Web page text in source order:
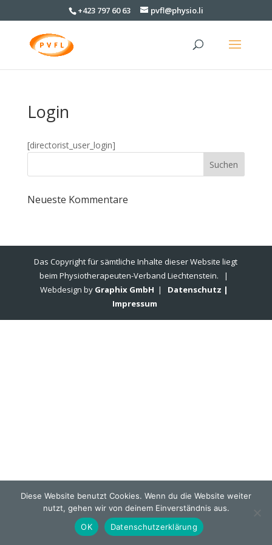
+423 797 60 63 pvfl@physio.li
Login
[directorist_user_login]
Neueste Kommentare
Das Copyright für sämtliche Inhalte dieser Website liegt
beim Physiotherapeuten-Verband Liechtenstein. |
Webdesign by Graphix GmbH | Datenschutz |
Impressum
Diese Website benutzt Cookies. Wenn du die Website weiter
nutzt, gehen wir von deinem Einverständnis aus.
OK
Datenschutzerklärung